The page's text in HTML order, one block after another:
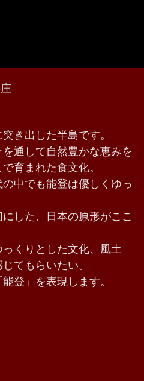
き出した半島です。
通して自然豊かな恵みを
育まれた食文化。
中でも能登は優しくゆっ
した、日本の原形がここ
くりとした文化、風土
てもらいたい。
登」を表現します。